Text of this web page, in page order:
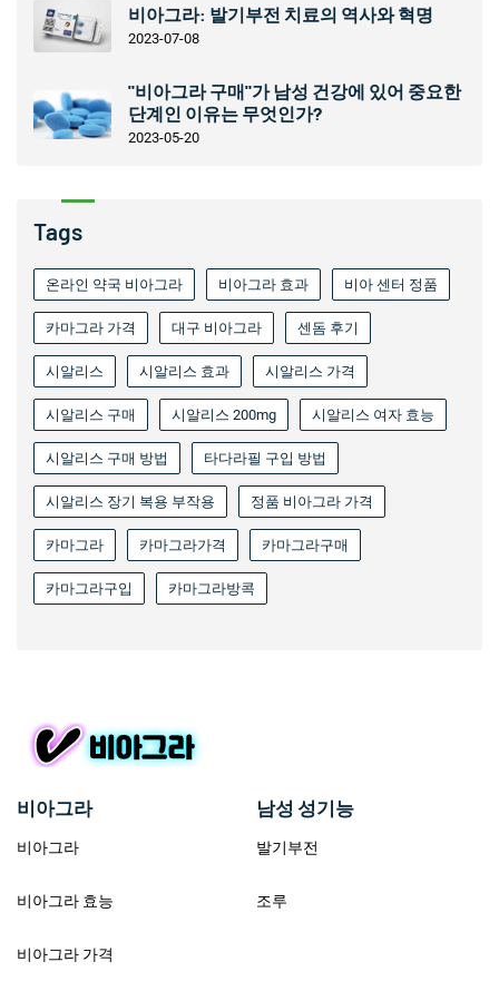
비아그라: 발기부전 치료의 역사와 혁명
2023-07-08
"비아그라 구매"가 남성 건강에 있어 중요한
단계인 이유는 무엇인가?
2023-05-20
Tags
온라인 약국 비아그라 비아그라 효과 비아 센터 정품
카마그라 가격 대구 비아그라 센돔 후기
시알리스 시알리스 효과 시알리스 가격
시알리스 구매 시알리스 200mg 시알리스 여자 효능
시알리스 구매 방법 타다라필 구입 방법
시알리스 장기 복용 부작용 정품 비아그라 가격
카마그라 카마그라가격 카마그라구매
카마그라구입 카마그라방콕
비아그라
비아그라
비아그라 효능
비아그라 가격
남성 성기능
발기부전
조루